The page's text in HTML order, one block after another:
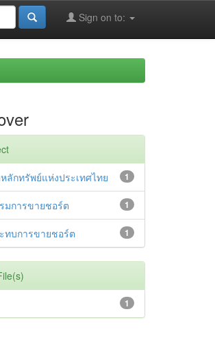
Sign on to:
1
ลักทรัพย์แห่งประเทศไทย
1
มการขายชอร์ต
1
ทบการขายชอร์ต
1